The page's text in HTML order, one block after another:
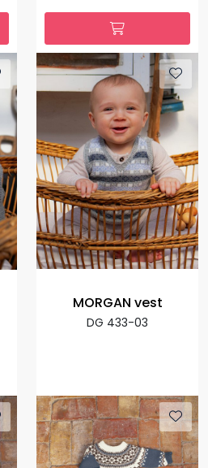
MORGAN vest
DG 433-03